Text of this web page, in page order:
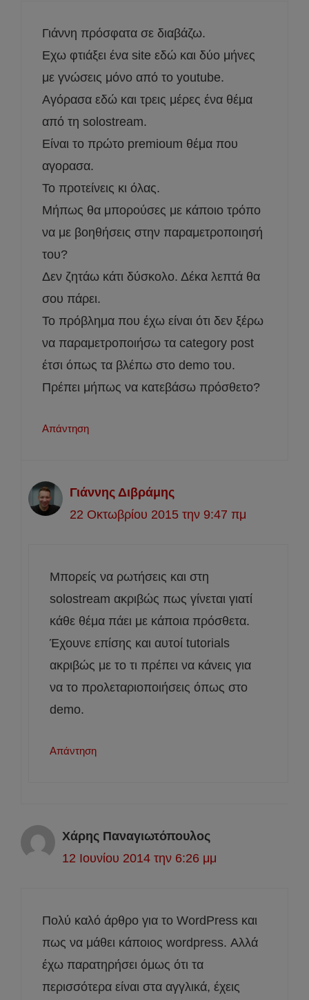
Γιάννη πρόσφατα σε διαβάζω.
Εχω φτιάξει ένα site εδώ και δύο μήνες
με γνώσεις μόνο από το youtube.
Αγόρασα εδώ και τρεις μέρες ένα θέμα
από τη solostream.
Είναι το πρώτο premioum θέμα που
αγορασα.
Το προτείνεις κι όλας.
Μήπως θα μπορούσες με κάποιο τρόπο
να με βοηθήσεις στην παραμετροποιησή
του?
Δεν ζητάω κάτι δύσκολο. Δέκα λεπτά θα
σου πάρει.
Το πρόβλημα που έχω είναι ότι δεν ξέρω
να παραμετροποιήσω τα category post
έτσι όπως τα βλέπω στο demo του.
Πρέπει μήπως να κατεβάσω πρόσθετο?
Απάντηση
Γιάννης Διβράμης
22 Οκτωβρίου 2015 την 9:47 πμ
Μπορείς να ρωτήσεις και στη
solostream ακριβώς πως γίνεται γιατί
κάθε θέμα πάει με κάποια πρόσθετα.
Έχουνε επίσης και αυτοί tutorials
ακριβώς με το τι πρέπει να κάνεις για
να το προλεταριοποιήσεις όπως στο
demo.
Απάντηση
Χάρης Παναγιωτόπουλος
12 Ιουνίου 2014 την 6:26 μμ
Πολύ καλό άρθρο για το WordPress και
πως να μάθει κάποιος wordpress. Αλλά
έχω παρατηρήσει όμως ότι τα
περισσότερα είναι στα αγγλικά, έχεις